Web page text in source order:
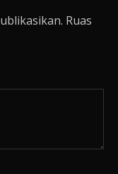
Ruas